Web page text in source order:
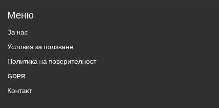
Меню
За нас
Условия за ползване
Политика на поверителност
GDPR
Контакт